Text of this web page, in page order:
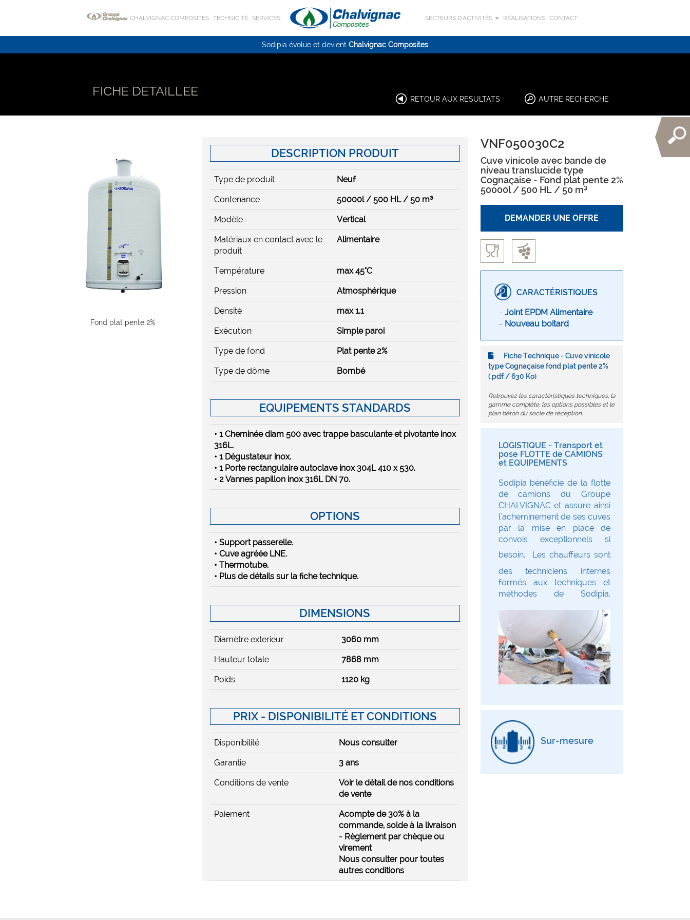
CHALVIGNAC COMPOSITES TECHNICITÉ SERVICES SECTEURS D'ACTIVITÉS RÉALISATIONS CONTACT
Sodipia évolue et devient Chalvignac Composites
FICHE DETAILLEE
RETOUR AUX RESULTATS AUTRE RECHERCHE
Fond plat pente 2%
DESCRIPTION PRODUIT
Type de produit Neuf
Contenance 50000l / 500 HL / 50 m³
Modèle Vertical
Matériaux en contact avec le
produit
Alimentaire
Température max 45°C
Pression Atmosphérique
Densité max 1,1
Exécution Simple paroi
Type de fond Plat pente 2%
Type de dôme Bombé
EQUIPEMENTS STANDARDS
• 1 Cheminée diam 500 avec trappe basculante et pivotante inox
316L.
• 1 Dégustateur inox.
• 1 Porte rectangulaire autoclave inox 304L 410 x 530.
• 2 Vannes papillon inox 316L DN 70.
OPTIONS
• Support passerelle.
• Cuve agréée LNE.
• Thermotube.
• Plus de détails sur la fiche technique.
DIMENSIONS
Diamètre exterieur 3060 mm
Hauteur totale 7868 mm
Poids 1120 kg
PRIX - DISPONIBILITÉ ET CONDITIONS
Disponibilité Nous consulter
Garantie 3 ans
Conditions de vente
Voir le détail de nos conditions
de vente
Paiement
Acompte de 30% à la
commande, solde à la livraison
- Règlement par chèque ou
virement
Nous consulter pour toutes
autres conditions
VNF050030C2
Cuve vinicole avec bande de
niveau translucide type
Cognaçaise - Fond plat pente 2%
50000l / 500 HL / 50 m³
DEMANDER UNE OFFRE
CARACTÉRISTIQUES
- Joint EPDM Alimentaire
- Nouveau boitard
Fiche Technique - Cuve vinicole
type Cognaçaise fond plat pente 2%
(.pdf / 630 Ko)
Retrouvez les caractéristiques techniques, la
gamme complète, les options possibles et le
plan béton du socle de réception.
LOGISTIQUE - Transport et
pose FLOTTE de CAMIONS
et EQUIPEMENTS
Sodipia bénéficie de la flotte
de camions du Groupe
CHALVIGNAC et assure ainsi
l'acheminement de ses cuves
par la mise en place de
convois exceptionnels si
besoin.
Les chauffeurs sont
des techniciens internes
formés aux techniques et
méthodes de Sodipia.
Sur-mesure